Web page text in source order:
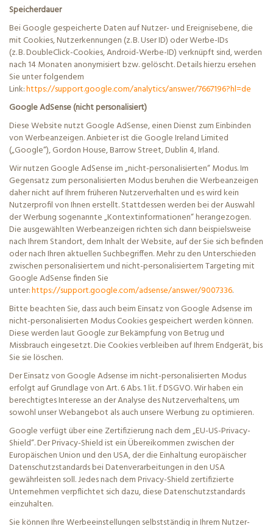
Speicherdauer
Bei Google gespeicherte Daten auf Nutzer- und Ereignisebene, die
mit Cookies, Nutzerkennungen (z. B. User ID) oder Werbe-IDs
(z. B.DoubleClick-Cookies, Android-Werbe-ID) verknüpft sind, werden
nach 14 Monaten anonymisiert bzw. gelöscht. Details hierzu ersehen
Sie unter folgendem
Link:https://support.google.com/analytics/answer/7667196?hl=de
Google AdSense (nicht personalisiert)
Diese Website nutzt Google AdSense, einen Dienst zum Einbinden
von Werbeanzeigen. Anbieter ist die GoogleIrelandLimited
(„Google“), Gordon House, Barrow Street, Dublin 4, Irland.
Wir nutzen Google AdSense im „nicht-personalisierten“ Modus. Im
Gegensatz zum personalisierten Modus beruhen die Werbeanzeigen
daher nicht auf Ihrem früheren Nutzerverhalten und es wird kein
Nutzerprofil von Ihnen erstellt. Stattdessen werden bei der Auswahl
der Werbung sogenannte „Kontextinformationen“ herangezogen.
Die ausgewählten Werbeanzeigen richten sich dann beispielsweise
nach Ihrem Standort, dem Inhalt der Website, auf der Sie sich befinden
oder nach Ihren aktuellen Suchbegriffen. Mehr zu den Unterschieden
zwischen personalisiertem und nicht-personalisiertem Targeting mit
Google AdSense finden Sie
unter:https://support.google.com/adsense/answer/9007336.
Bitte beachten Sie, dass auch beim Einsatz von GoogleAdsenseim
nicht-personalisierten Modus Cookies gespeichert werden können.
Diese werden laut Google zur Bekämpfung von Betrug und
Missbrauch eingesetzt. Die Cookies verbleiben auf Ihrem Endgerät, bis
Sie sie löschen.
Der Einsatz von GoogleAdsenseim nicht-personalisierten Modus
erfolgt auf Grundlage von Art. 6 Abs. 1lit. f DSGVO. Wir haben ein
berechtigtes Interesse an der Analyse des Nutzerverhaltens, um
sowohl unser Webangebot als auch unsere Werbung zu optimieren.
Google verfügt über eine Zertifizierung nach dem „EU-US-Privacy-
Shield“. Der Privacy-Shield ist ein Übereikommen zwischen der
Europäischen Union und den USA, der die Einhaltung europäischer
Datenschutzstandards bei Datenverarbeitungen in den USA
gewährleisten soll. Jedes nach dem Privacy-Shield zertifizierte
Unternehmen verpflichtet sich dazu, diese Datenschutzstandards
einzuhalten.
Sie können Ihre Werbeeinstellungen selbstständig in Ihrem Nutzer-